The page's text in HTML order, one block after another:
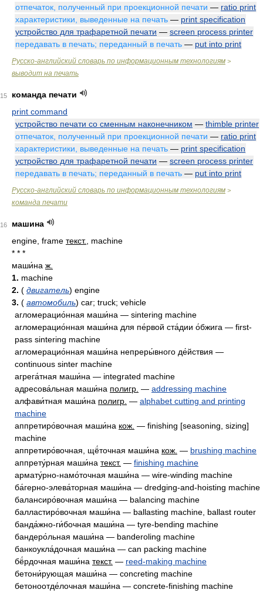
отпечаток, полученный при проекционной печати — ratio print
характеристики, выведенные на печать — print specification
устройство для трафаретной печати — screen process printer
передавать в печать; переданный в печать — put into print
Русско-английский словарь по информационным технологиям >
выводит на печать
15
команда печати
print command
устройство печати со сменным наконечником — thimble printer
отпечаток, полученный при проекционной печати — ratio print
характеристики, выведенные на печать — print specification
устройство для трафаретной печати — screen process printer
передавать в печать; переданный в печать — put into print
Русско-английский словарь по информационным технологиям >
команда печати
16
машина
engine, frame текст. , machine
* * *
маши́на ж.
1. machine
2. ( двигатель) engine
3. ( автомобиль) car; truck; vehicle
агломерацио́нная маши́на — sintering machine
агломерацио́нная маши́на для пе́рвой ста́дии о́бжига — first-
pass sintering machine
агломерацио́нная маши́на непреры́вного де́йствия —
continuous sinter machine
агрега́тная маши́на — integrated machine
адресова́льная маши́на полигр. — addressing machine
алфави́тная маши́на полигр. — alphabet cutting and printing
machine
аппретиро́вочная маши́на кож. — finishing [seasoning, sizing]
machine
аппретиро́вочная, щё́точная маши́на кож. — brushing machine
аппрету́рная маши́на текст. — finishing machine
армату́рно-намо́точная маши́на — wire-winding machine
ба́герно-элева́торная маши́на — dredging-and-hoisting machine
балансиро́вочная маши́на — balancing machine
балластиро́вочная маши́на — ballasting machine, ballast router
банда́жно-ги́бочная маши́на — tyre-bending machine
бандеро́льная маши́на — banderoling machine
банкоукла́дочная маши́на — can packing machine
бё́рдочная маши́на текст. — reed-making machine
бетони́рующая маши́на — concreting machine
бетоноотде́лочная маши́на — concrete-finishing machine